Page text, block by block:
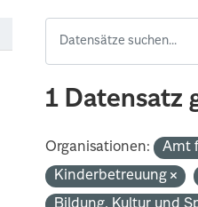
1 Datensatz
Organisationen: Amt
Kinderbetreuung
Bildung, Kultur und